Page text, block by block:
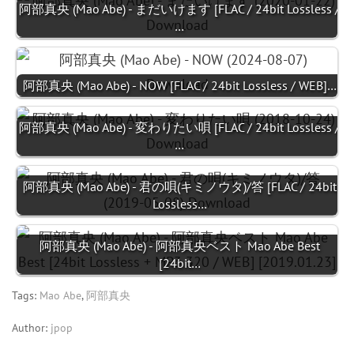
阿部真央 (Mao Abe) - まだいけます [FLAC / 24bit Lossless /
…
阿部真央 (Mao Abe) - NOW [FLAC / 24bit Lossless / WEB]…
阿部真央 (Mao Abe) - 変わりたい唄 [FLAC / 24bit Lossless /
…
阿部真央 (Mao Abe) - 君の唄(キミノウタ)/答 [FLAC / 24bit
Lossless…
阿部真央 (Mao Abe) - 阿部真央ベスト Mao Abe Best
[24bit…
Tags: Mao Abe, 阿部真央
Author: jpop